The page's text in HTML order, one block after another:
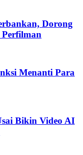
Dorong
Menanti Para
Bikin Video AI